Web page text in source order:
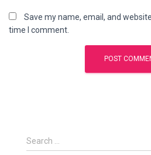
Save my name, email, and
time I comment.
S
e
Search …